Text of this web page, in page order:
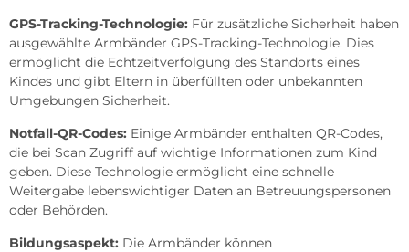
GPS-Tracking-Technologie: Für zusätzliche Sicherheit haben
ausgewählte Armbänder GPS-Tracking-Technologie. Dies
ermöglicht die Echtzeitverfolgung des Standorts eines
Kindes und gibt Eltern in überfüllten oder unbekannten
Umgebungen Sicherheit.
Notfall-QR-Codes: Einige Armbänder enthalten QR-Codes,
die bei Scan Zugriff auf wichtige Informationen zum Kind
geben. Diese Technologie ermöglicht eine schnelle
Weitergabe lebenswichtiger Daten an Betreuungspersonen
oder Behörden.
Bildungsaspekt: Die Armbänder können